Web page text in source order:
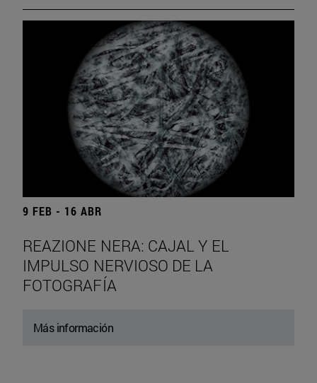
9 FEB - 16 ABR
REAZIONE NERA: CAJAL Y EL
IMPULSO NERVIOSO DE LA
FOTOGRAFÍA
Más información